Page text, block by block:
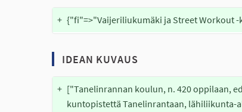
+ {"fi"=>"Vaijeriliukumäki ja Street Workout
IDEAN KUVAUS
+ ["Tanelinrannan koulun, n. 420 oppilaan,
kuntopistettä Tanelinrantaan, lähiliikunta-